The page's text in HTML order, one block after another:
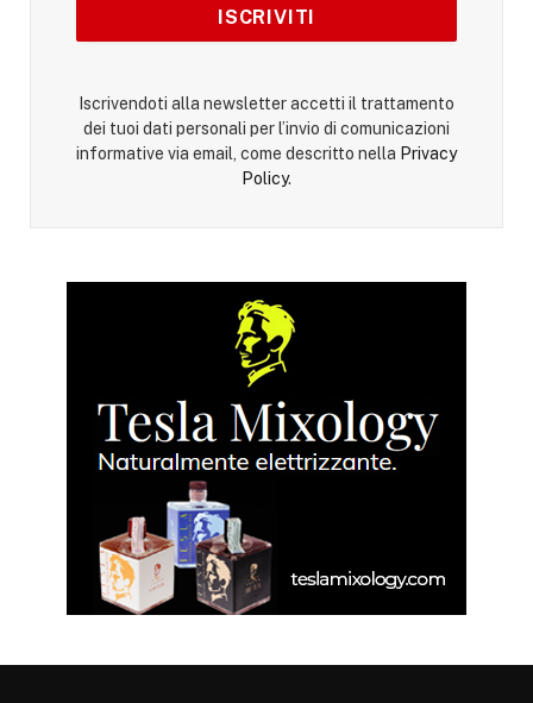
Iscrivendoti alla newsletter accetti il trattamento
dei tuoi dati personali per l’invio di comunicazioni
informative via email, come descritto nella Privacy
Policy.